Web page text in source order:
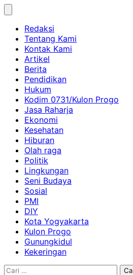
Skip
contentRedaksi
Tentang Kami
Kontak Kami
Artikel
Berita
Pendidikan
Hukum
Kodim 0731/Kulon Progo
Jasa Raharja
Ekonomi
Kesehatan
Hiburan
Olah raga
Politik
Lingkungan
Seni Budaya
Sosial
PMI
DIY
Kota Yogyakarta
Kulon Progo
Gunungkidul
Kekeringan
Cari